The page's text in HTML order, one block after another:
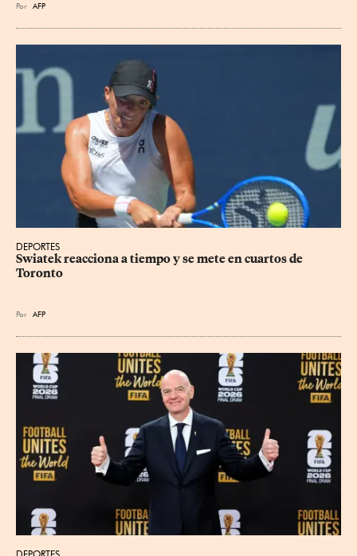
Por AFP
DEPORTES
Swiatek reacciona a tiempo y se mete en cuartos de
Toronto
Por AFP